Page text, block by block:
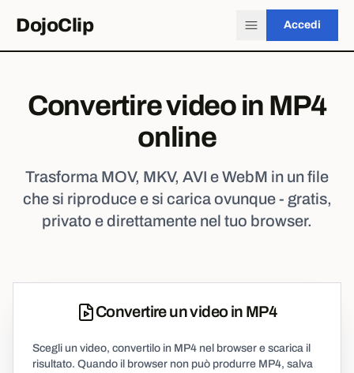
DojoClip Accedi
Convertire video in MP4
online
Trasforma MOV, MKV, AVI e WebM in un file
che si riproduce e si carica ovunque - gratis,
privato e direttamente nel tuo browser.
Convertire un video in MP4
Scegli un video, convertilo in MP4 nel browser e scarica il
risultato. Quando il browser non può produrre MP4, salva